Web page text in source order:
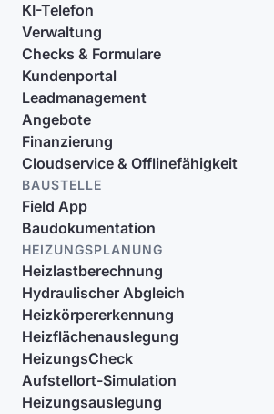
KI-Telefon
Verwaltung
Checks & Formulare
Kundenportal
Leadmanagement
Angebote
Finanzierung
Cloudservice & Offlinefähigkeit
BAUSTELLE
Field App
Baudokumentation
HEIZUNGSPLANUNG
Heizlastberechnung
Hydraulischer Abgleich
Heizkörpererkennung
Heizflächenauslegung
HeizungsCheck
Aufstellort-Simulation
Heizungsauslegung